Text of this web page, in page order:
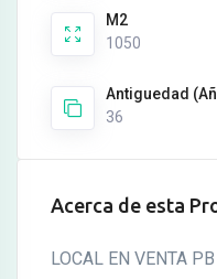
M2
1050
Antiguedad
36
Acerca de esta
LOCAL EN VENTA